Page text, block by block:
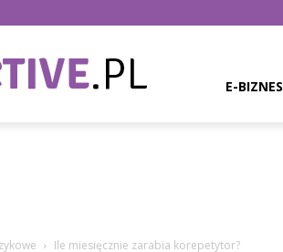
E-BIZNES
Ile miesięcznie zarabia korepetytor?